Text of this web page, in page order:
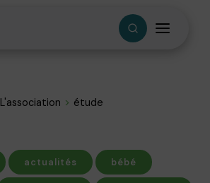
L'association étude
actualités bébé